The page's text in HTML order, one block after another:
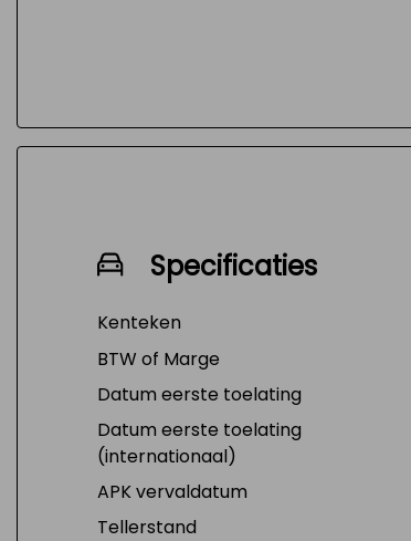
Specificaties
Kenteken
BTW of Marge
Datum eerste toelating
Datum eerste toelating
(internationaal)
APK vervaldatum
Tellerstand